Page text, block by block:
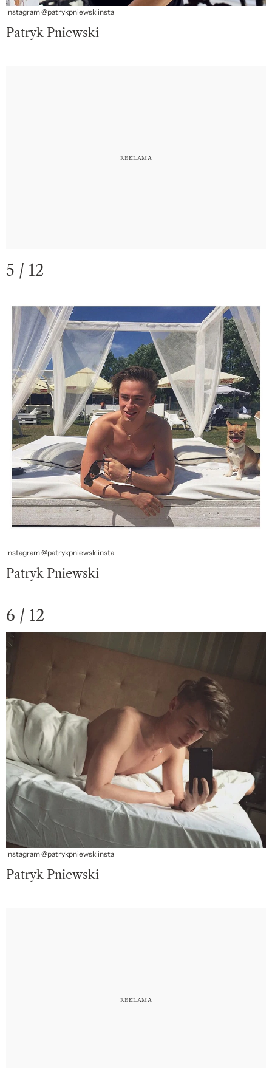
Instagram @patrykpniewskiinsta
Patryk Pniewski
5 / 12
Instagram @patrykpniewskiinsta
Patryk Pniewski
6 / 12
Instagram @patrykpniewskiinsta
Patryk Pniewski